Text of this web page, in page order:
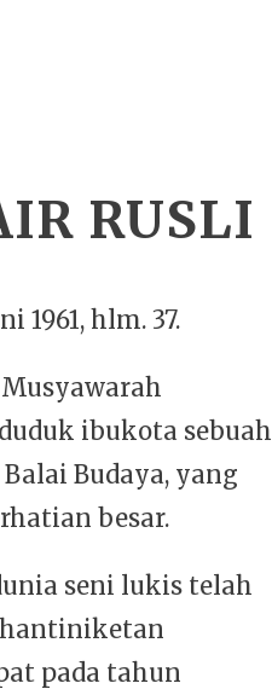
RUSLI
1961, hlm. 37.
ibukota sebuah
Budaya, yang
besar.
seni lukis telah
pada tahun